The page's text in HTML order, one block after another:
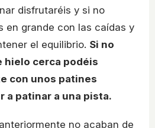
disfrutaréis y si no
en grande con las caídas y
el equilibrio. Si no
hielo cerca podéis
con unos patines
a patinar a una pista.
no acaban de